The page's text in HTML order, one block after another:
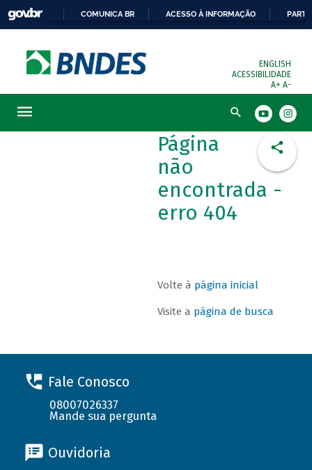
COMUNICA BR ACESSO À INFORMAÇÃO
ENGLISH
ACESSIBILIDADE
A+ A-
Busca
Página
não
encontrada -
erro 404
Volte à página inicial
Visite a página de busca
Fale Conosco
08007026337
Mande sua pergunta
Ouvidoria